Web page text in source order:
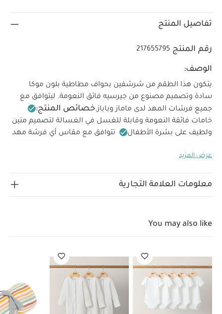
تفاصيل المنتج
رقم المنتج 217655795
الوصف:
يتكون هذا الطقم من شرشفين بحواف مطاطية بلون موكا
سادة وتصميم مصنوع من جيرسيه فائق النعومة. ليتوافق مع
جميع فرشات المهد لدى ماماز وباباز.خصائص المنتج:
خامات فائقة النعومة وقابلة للغسل في الغسالة لتصميم متين
ولطيف على بشرة الأطفال
تتوافق مع مقاس أي فرشة مهد
تتوافق مع مجموعة قطع مستلزمات الفراش.
مع باقي مستلزمات الفراش
طقم من قطعتين ليكون لديكم
وتحذيرات:
تحذير تحفظ بعيدًا عن النار
مخططة اوركارد متعدد الألوان
بطانية منسوجة صغيرة - أبيض
شرشف لمهد/سرير أطفال بحواف مطاطية بنقشة أرنب، قطعتان
عرض المزيد
معلومات العلامة التجارية
You may also like